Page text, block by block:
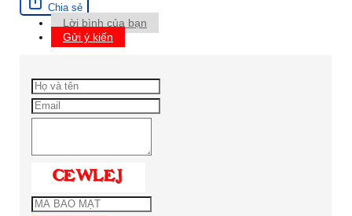
Chia sẻ
Lời bình của bạn
Gửi ý kiến